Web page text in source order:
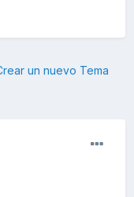
un nuevo Tema